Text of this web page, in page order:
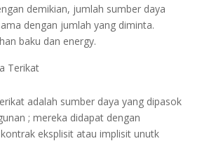
demikian, jumlah sumber daya
dengan jumlah yang diminta.
baku dan energy.
Terikat
adalah sumber daya yang dipasok
; mereka didapat dengan
eksplisit atau implisit unutk